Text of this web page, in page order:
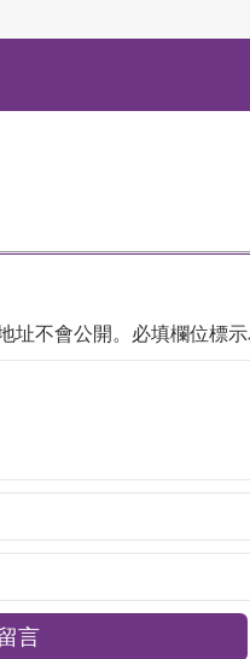
址不會公開。 必填欄位標